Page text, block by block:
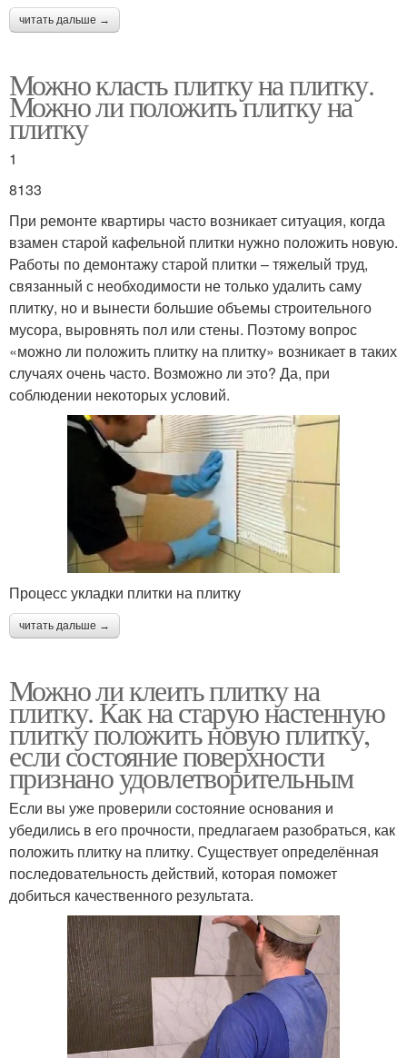
читать дальше →
Можно класть плитку на плитку.
Можно ли положить плитку на
плитку
1
8133
При ремонте квартиры часто возникает ситуация, когда
взамен старой кафельной плитки нужно положить новую.
Работы по демонтажу старой плитки – тяжелый труд,
связанный с необходимости не только удалить саму
плитку, но и вынести большие объемы строительного
мусора, выровнять пол или стены. Поэтому вопрос
«можно ли положить плитку на плитку» возникает в таких
случаях очень часто. Возможно ли это? Да, при
соблюдении некоторых условий.
Процесс укладки плитки на плитку
читать дальше →
Можно ли клеить плитку на
плитку. Как на старую настенную
плитку положить новую плитку,
если состояние поверхности
признано удовлетворительным
Если вы уже проверили состояние основания и
убедились в его прочности, предлагаем разобраться, как
положить плитку на плитку. Существует определённая
последовательность действий, которая поможет
добиться качественного результата.